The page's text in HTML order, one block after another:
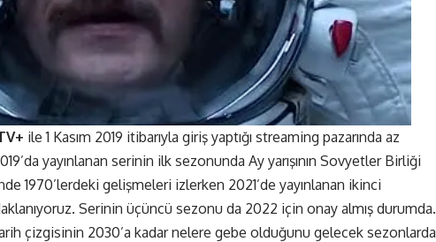
ile 1 Kasım 2019 itibarıyla giriş yaptığı streaming pazarında az
yayınlanan serinin ilk sezonunda Ay yarışının Sovyetler Birliği
1970’lerdeki gelişmeleri izlerken 2021’de yayınlanan ikinci
Serinin üçüncü sezonu da 2022 için onay almış durumda.
çizgisinin 2030’a kadar nelere gebe olduğunu gelecek sezonlarda